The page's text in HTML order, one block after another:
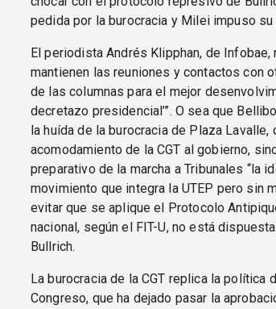
pedida por la burocracia y Milei impuso
El periodista Andrés Klipphan, de
mantienen las reuniones y contactos con
de las columnas para el mejor
decretazo presidencial’”. O sea que
la huída de la burocracia de Plaza
acomodamiento de la CGT al gobierno,
preparativo de la marcha a Tribunales “la
movimiento que integra la UTEP pero sin
evitar que se aplique el Protocolo
nacional, según el FIT-U, no está
Bullrich.
La burocracia de la CGT replica la política
Congreso, que ha dejado pasar la